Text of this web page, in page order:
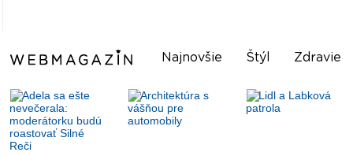
Najnovšie Štýl Zdravie